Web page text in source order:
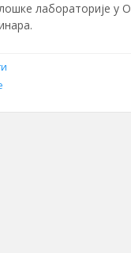
лабораторије у